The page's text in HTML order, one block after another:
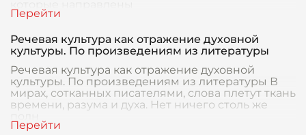
Речевая культура как отражение духовной
культуры. По произведениям из литературы
Речевая культура как отражение духовной
культуры. По произведениям из литературы В
мирах, сотканных писателями, слова плетут ткань
времени, разума и духа. Нет ничего столь же